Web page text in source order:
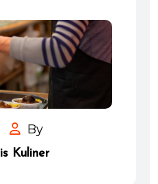
By
Kuliner